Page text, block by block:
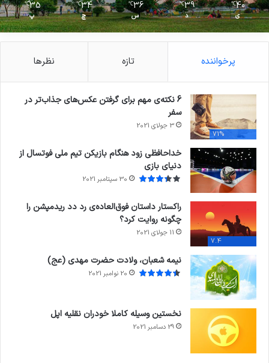
40
℃
ی
39
℃
د
36
℃
س
34
℃
چ
35
℃
پ
پرخواننده تازه نظرها
71%
6 نکته‌ی مهم برای گرفتن عکس‌های جذاب‌تر در
سفر
3 جولای 2021
خداحافظی زود هنگام بازیکن تیم ملی فوتسال از
دنیای بازی
30 سپتامبر 2021
7.4
راکستار داستان فوق‌العاده‌ی رد دد ریدمپشن را
چگونه روایت کرد؟
11 جولای 2021
نیمه شعبان، ولادت حضرت مهدی (عج)
20 نوامبر 2021
نخستین وسیله کاملا خودران نقلیه اپل
29 دسامبر 2021